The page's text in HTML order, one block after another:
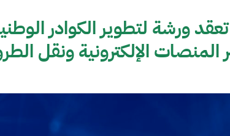
ورشة لتطوير الكوادر
الإلكترونية ونقل